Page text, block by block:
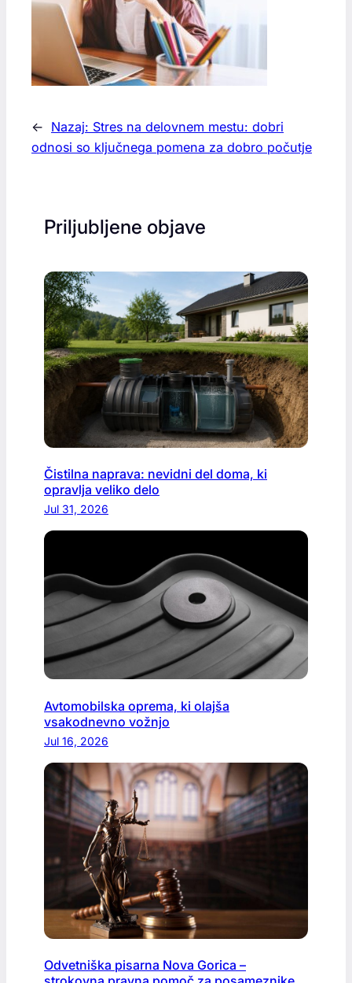
← Nazaj: Stres na delovnem mestu: dobri
odnosi so ključnega pomena za dobro počutje
Priljubljene objave
Čistilna naprava: nevidni del doma, ki
opravlja veliko delo
Jul 31, 2026
Avtomobilska oprema, ki olajša
vsakodnevno vožnjo
Jul 16, 2026
Odvetniška pisarna Nova Gorica –